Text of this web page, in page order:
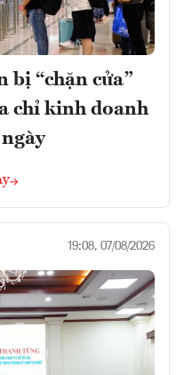
bị “chặn cửa”
chỉ kinh doanh
19:08, 07/08/2026